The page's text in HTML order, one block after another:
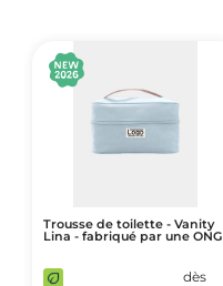
Trousse de toilette - Vanity
Lina - fabriqué par une ONG
dès